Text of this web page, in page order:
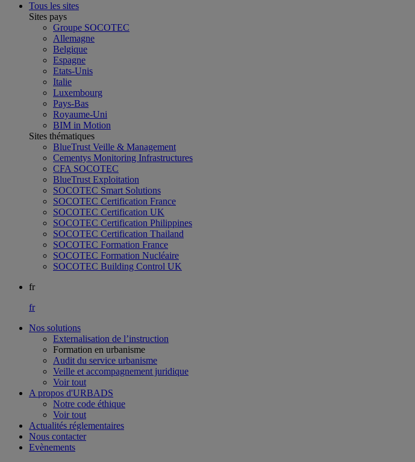
Tous les sites
Sites pays
Groupe SOCOTEC
Allemagne
Belgique
Espagne
Etats-Unis
Italie
Luxembourg
Pays-Bas
Royaume-Uni
BIM in Motion
Sites thématiques
BlueTrust Veille & Management
Cementys Monitoring Infrastructures
CFA SOCOTEC
BlueTrust Exploitation
SOCOTEC Smart Solutions
SOCOTEC Certification France
SOCOTEC Certification UK
SOCOTEC Certification Philippines
SOCOTEC Certification Thailand
SOCOTEC Formation France
SOCOTEC Formation Nucléaire
SOCOTEC Building Control UK
fr
fr
Nos solutions
Externalisation de l’instruction
Formation en urbanisme
Audit du service urbanisme
Veille et accompagnement juridique
Voir tout
A propos d'URBADS
Notre code éthique
Voir tout
Actualités réglementaires
Nous contacter
Evènements